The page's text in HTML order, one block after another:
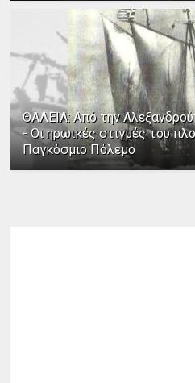
ΘΑΛΕΙΑ: Από την
- Οι ηρωικές στιγμές του
Παγκόσμιο Πόλεμο